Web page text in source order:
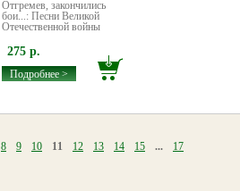
Отгремев, закончились
бои...: Песни Великой
Отечественной войны
275 р.
Подробнее >
8 9 10 11 12 13 14 15 ...
17